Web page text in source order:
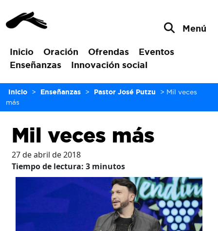
Inicio Oración Ofrendas
Eventos
Enseñanzas
Innovación social
Menú
Inicio > Enseñanzas > Pastor José Putzu > Mil veces
más
Mil veces más
27 de abril de 2018
Tiempo de lectura: 3 minutos